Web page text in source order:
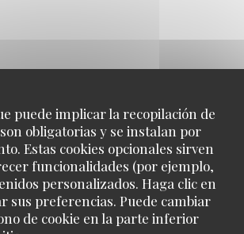
puede implicar la recopilación de
obligatorias y se instalan por
Estas cookies opcionales sirven
funcionalidades (por ejemplo,
personalizados. Haga clic en
sus preferencias. Puede cambiar
de cookie en la parte inferior